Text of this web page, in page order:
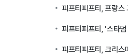
피프티피프티, 프랑
피프티피프티, '스타
피프티피프티, 크리